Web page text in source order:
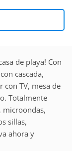
de playa! Con
cascada,
con TV, mesa de
Totalmente
microondas,
sillas,
ahora y